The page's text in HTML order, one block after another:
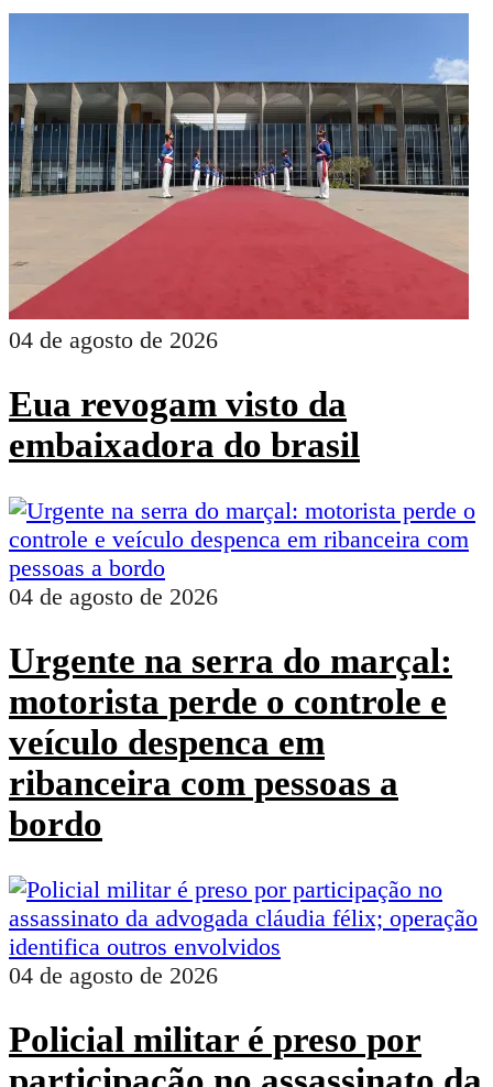
04 de agosto de 2026
Eua revogam visto da
embaixadora do brasil
04 de agosto de 2026
Urgente na serra do marçal:
motorista perde o controle e
veículo despenca em
ribanceira com pessoas a
bordo
04 de agosto de 2026
Policial militar é preso por